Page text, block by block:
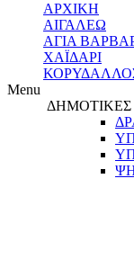
ΑΡΧΙΚΗ
ΑΙΓΑΛΕΩ
ΑΓΙΑ
ΧΑΪΔΑΡΙ
Menu